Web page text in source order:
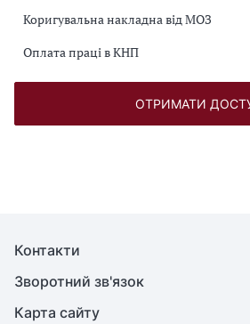
Коригувальна накладна від МОЗ
Оплата праці в КНП
ОТРИМАТИ
Контакти
Зворотний зв'язок
Карта сайту